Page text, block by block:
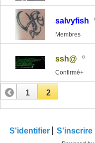
salvyfish
Membres
ssh@
Confirmé+
1 2
S'identifier S'inscrire